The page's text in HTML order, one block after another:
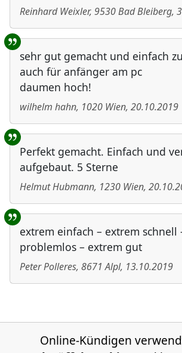
Reinhard Weixler, 9530Bad Bleiberg,
sehr gut gemacht und einfach
auch für anfänger am pc
daumen hoch!
wilhelm hahn, 1020 Wien, 20.10.2019
Perfekt gemacht. Einfach und
aufgebaut. 5 Sterne
Helmut Hubmann, 1230 Wien,
extrem einfach – extrem schnell
problemlos – extrem gut
Peter Polleres, 8671 Alpl, 13.10.2019
Online-Kündigen